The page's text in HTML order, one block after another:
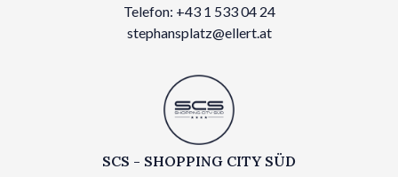
Telefon: +43 1 533 04 24
stephansplatz@ellert.at
SCS - SHOPPING CITY SÜD